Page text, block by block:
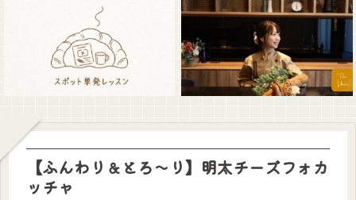
【ふんわり＆とろ〜り】明太チーズフォカ
ッチャ